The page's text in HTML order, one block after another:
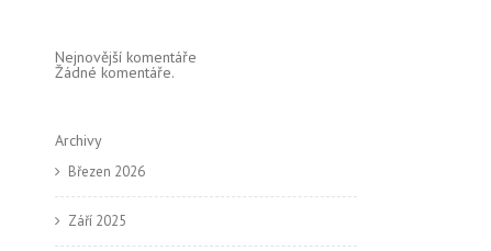
Nejnovější komentáře
Žádné komentáře.
Archivy
Březen 2026
Září 2025